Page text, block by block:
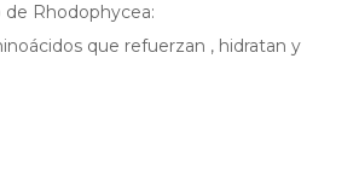
de Rhodophycea:
que refuerzan , hidratan y